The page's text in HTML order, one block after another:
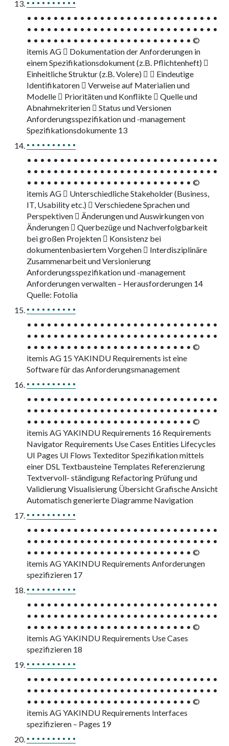
• • • • • • • • • •
• • • • • • • • • • • • • • • • • • • • • • • • • • • • •
• • • • • • • • • • • • • • • • • • • • • • • • • • • • •
• • • • • • • • • • • • • • • • • • • • • • • • • ©
itemis AG  Dokumentation der Anforderungen in
einem Spezifikationsdokument (z.B. Pflichtenheft) 
Einheitliche Struktur (z.B. Volere)   Eindeutige
Identifikatoren  Verweise auf Materialien und
Modelle  Prioritäten und Konflikte  Quelle und
Abnahmekriterien  Status und Versionen
Anforderungsspezifikation und -management
Spezifikationsdokumente 13
• • • • • • • • • •
• • • • • • • • • • • • • • • • • • • • • • • • • • • • •
• • • • • • • • • • • • • • • • • • • • • • • • • • • • •
• • • • • • • • • • • • • • • • • • • • • • • • • ©
itemis AG  Unterschiedliche Stakeholder (Business,
IT, Usability etc.)  Verschiedene Sprachen und
Perspektiven  Änderungen und Auswirkungen von
Änderungen  Querbezüge und Nachverfolgbarkeit
bei großen Projekten  Konsistenz bei
dokumentenbasiertem Vorgehen  Interdisziplinäre
Zusammenarbeit und Versionierung
Anforderungsspezifikation und -management
Anforderungen verwalten – Herausforderungen 14
Quelle: Fotolia
• • • • • • • • • •
• • • • • • • • • • • • • • • • • • • • • • • • • • • • •
• • • • • • • • • • • • • • • • • • • • • • • • • • • • •
• • • • • • • • • • • • • • • • • • • • • • • • • ©
itemis AG 15 YAKINDU Requirements ist eine
Software für das Anforderungsmanagement
• • • • • • • • • •
• • • • • • • • • • • • • • • • • • • • • • • • • • • • •
• • • • • • • • • • • • • • • • • • • • • • • • • • • • •
• • • • • • • • • • • • • • • • • • • • • • • • • ©
itemis AG YAKINDU Requirements 16 Requirements
Navigator Requirements Use Cases Entities Lifecycles
UI Pages UI Flows Texteditor Spezifikation mittels
einer DSL Textbausteine Templates Referenzierung
Textvervoll- ständigung Refactoring Prüfung und
Validierung Visualisierung Übersicht Grafische Ansicht
Automatisch generierte Diagramme Navigation
• • • • • • • • • •
• • • • • • • • • • • • • • • • • • • • • • • • • • • • •
• • • • • • • • • • • • • • • • • • • • • • • • • • • • •
• • • • • • • • • • • • • • • • • • • • • • • • • ©
itemis AG YAKINDU Requirements Anforderungen
spezifizieren 17
• • • • • • • • • •
• • • • • • • • • • • • • • • • • • • • • • • • • • • • •
• • • • • • • • • • • • • • • • • • • • • • • • • • • • •
• • • • • • • • • • • • • • • • • • • • • • • • • ©
itemis AG YAKINDU Requirements Use Cases
spezifizieren 18
• • • • • • • • • •
• • • • • • • • • • • • • • • • • • • • • • • • • • • • •
• • • • • • • • • • • • • • • • • • • • • • • • • • • • •
• • • • • • • • • • • • • • • • • • • • • • • • • ©
itemis AG YAKINDU Requirements Interfaces
spezifizieren – Pages 19
• • • • • • • • • •